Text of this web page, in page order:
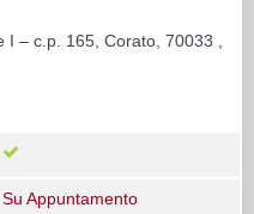
– c.p. 165, Corato, 70033 ,
Su Appuntamento